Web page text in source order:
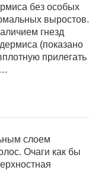
без особых
выростов.
гнезд
(показано
прилегать
слоем
Очаги как бы